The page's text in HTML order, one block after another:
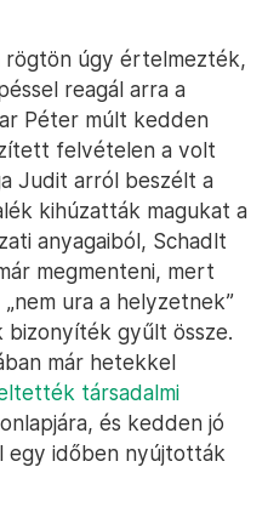
rögtön úgy értelmezték,
reagál arra a
Péter múlt kedden
felvételen a volt
Judit arról beszélt a
kihúzatták magukat a
anyagaiból, Schadlt
megmenteni, mert
ura a helyzetnek”
bizonyíték gyűlt össze.
már hetekkel
társadalmi
és kedden jó
egy időben nyújtották